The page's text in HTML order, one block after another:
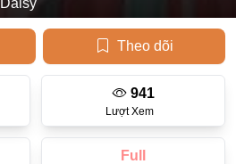
Lượt Xem
941
Full
Theo dõi